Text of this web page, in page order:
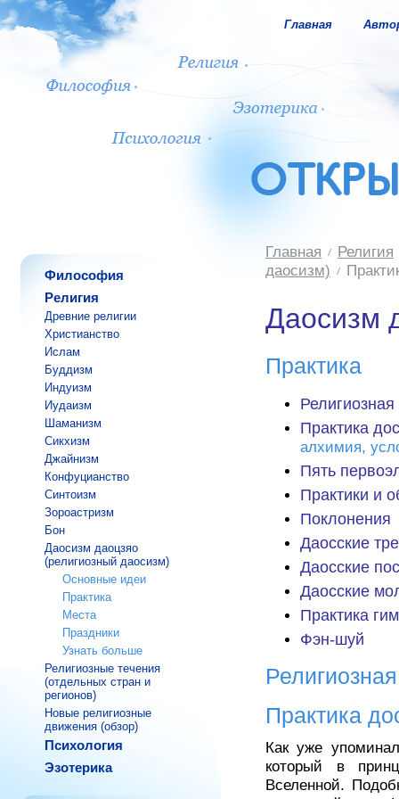
Главная
Философия
Религия
Древние религии
Христианство
Ислам
Буддизм
Индуизм
Иудаизм
Шаманизм
Сикхизм
Джайнизм
Конфуцианство
Синтоизм
Зороастризм
Бон
Даосизм даоцзяо
(религиозный даосизм)
Основные идеи
Практика
Места
Праздники
Узнать больше
Религиозные течения
(отдельных стран и
регионов)
Новые религиозные
движения (обзор)
Психология
Эзотерика
Главная
Религия
даосизм)
Даосизм
Практика
Религиозная
Практика
алхимия,
Пять
Практики и
Поклонения
Даосские
Даосские
Даосские
Практика
Фэн-шуй
Практика
Как уже
который в
Вселенной.